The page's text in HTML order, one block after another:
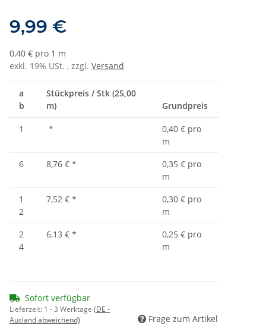
9,99 €
0,40 € pro 1 m
exkl. 19% USt. , zzgl. Versand
a
b
Stückpreis / Stk (25,00
m)
Grundpreis
1 *
0,40 € pro
m
6
8,76 € *
0,35 € pro
m
1
2
7,52 € *
0,30 € pro
m
2
4
6,13 € *
0,25 € pro
m
Sofort verfügbar
Lieferzeit: 1 - 3 Werktage (DE -
Ausland abweichend)
Frage zum Artikel